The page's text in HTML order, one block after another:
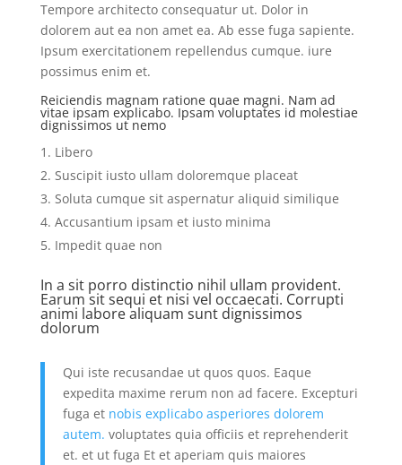
Tempore architecto consequatur ut. Dolor in
dolorem aut ea non amet ea. Ab esse fuga sapiente.
Ipsum exercitationem repellendus cumque. iure
possimus enim et.
Reiciendis magnam ratione quae magni. Nam ad
vitae ipsam explicabo. Ipsam voluptates id molestiae
dignissimos ut nemo
Libero
Suscipit iusto ullam doloremque placeat
Soluta cumque sit aspernatur aliquid similique
Accusantium ipsam et iusto minima
Impedit quae non
In a sit porro distinctio nihil ullam provident.
Earum sit sequi et nisi vel occaecati. Corrupti
animi labore aliquam sunt dignissimos
dolorum
Qui iste recusandae ut quos quos. Eaque
expedita maxime rerum non ad facere. Excepturi
fuga et nobis explicabo asperiores dolorem
autem. voluptates quia officiis et reprehenderit
et. et ut fuga Et et aperiam quis maiores